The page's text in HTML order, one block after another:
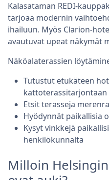
Kalasataman REDI-
tarjoaa modernin
ihailuun. Myös Clarion-
avautuvat upeat näkymät
Näköalaterassien
Tutustut etukäteen
kattoterassitarjontaan
Etsit terasseja
Hyödynnät paikallisia
Kysyt vinkkejä
henkilökunnalta
Milloin